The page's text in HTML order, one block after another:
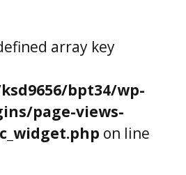
array key
bpt34/wp-
page-views-
on line